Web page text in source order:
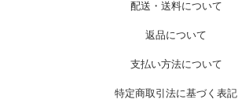
配送・送料について
返品について
支払い方法について
特定商取引法に基づく表記